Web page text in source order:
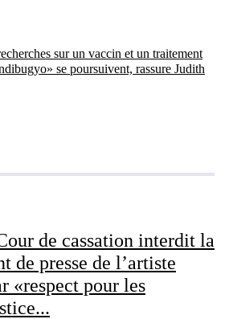
sur un vaccin et un traitement
se poursuivent, rassure Judith
de cassation interdit la
de presse de l’artiste
«respect pour les